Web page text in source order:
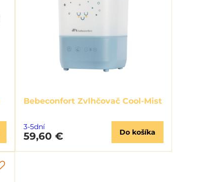
Bebeconfort Zvlhčovač Cool-Mist
3-5dní
59,60 € Do košíka